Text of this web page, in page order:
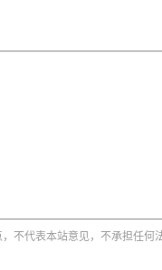
不代表本站意见，不承担任何